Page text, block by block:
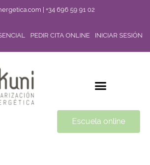
| +34 696 59 91 02
PEDIR CITA ONLINE INICIAR SESIÓN
Escuela online